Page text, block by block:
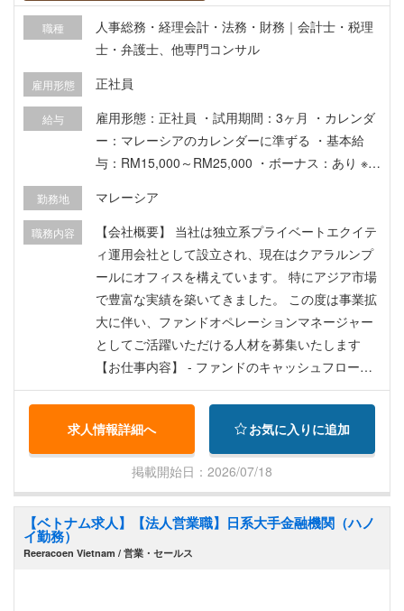
職種
人事総務・経理会計・法務・財務｜会計士・税理
士・弁護士、他専門コンサル
雇用形態 正社員
給与
雇用形態：正社員 ・試用期間：3ヶ月 ・カレンダ
ー：マレーシアのカレンダーに準ずる ・基本給
与：RM15,000～RM25,000 ・ボーナス：あり ※業
康診断補助：あり ・有給休暇： ・病気休暇：
【その他】 ・片道航空券代は企業負担 ・就労VIS
Aサポートあり ・在宅勤務とのハイブリッド勤務
も可
勤務地 マレーシア
職務内容
【会社概要】 当社は独立系プライベートエクイテ
ィ運用会社として設立され、現在はクアラルンプ
ールにオフィスを構えています。 特にアジア市場
で豊富な実績を築いてきました。 この度は事業拡
大に伴い、ファンドオペレーションマネージャー
としてご活躍いただける人材を募集いたします
【お仕事内容】 - ファンドのキャッシュフロー管
理（入出金、分配、資金移動等） - 投資家対応
（キャピタルコール、分配実務、四半期報告、税
務関連対応） - 投資実行サポート（投資契約書・
関連書類の管理、KYC対応） - 決算・監査業務対
応（外部委託先との連携を含む） - 社内外の関係
者（GP/LP/外部専門家）とのやり取り - 国内外の
投資案件に関する情報集約・整理（日本語・英
語） - その他ファンド運営に関わる管理業務全般
求人情報詳細へ お気に入りに追加
掲載開始日：2026/07/18
【ベトナム求人】【法人営業職】日系大手金融機関（ハノ
イ勤務）
Reeracoen Vietnam / 営業・セールス